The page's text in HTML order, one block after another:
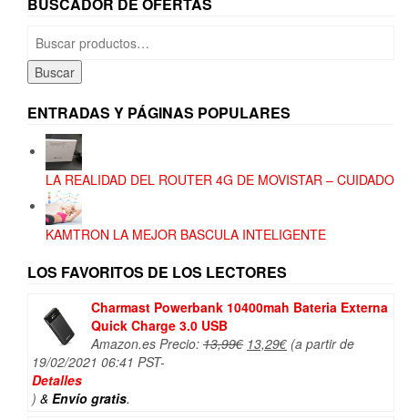
BUSCADOR DE OFERTAS
Buscar
por:
Buscar
ENTRADAS Y PÁGINAS POPULARES
LA REALIDAD DEL ROUTER 4G DE MOVISTAR – CUIDADO
KAMTRON LA MEJOR BASCULA INTELIGENTE
LOS FAVORITOS DE LOS LECTORES
Charmast Powerbank 10400mah Bateria Externa
Quick Charge 3.0 USB
Amazon.es Precio: 13,99€ El
13,29€El(a partir de
19/02/2021 06:41 PST-
Detalles
) & Envío gratis.